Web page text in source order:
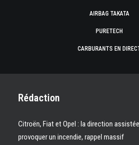
AIRBAG TAKATA
PURETECH
CARBURANTS EN
Rédaction
Citroën, Fiat et Opel : la direction
provoquer un incendie, rappel massif